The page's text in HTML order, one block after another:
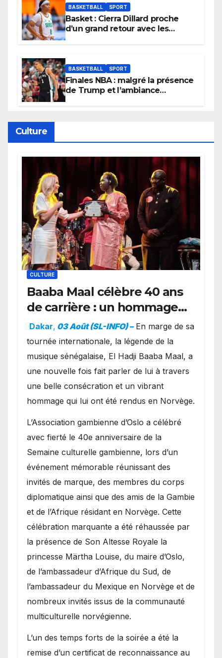
BASKETBALL SPORT
Basket : Cierra Dillard proche
d’un grand retour avec les
BASKETBALL SPORT
Finales NBA : malgré la présence
de Trump et l’ambiance
Culture
CULTURE
Baaba Maal célèbre 40 ans
de carrière : un hommage
exceptionnel à Oslo en
présence de la famille
royale.
Dakar, 03 Août (SL-INFO) – ​En marge de sa
tournée internationale, la légende de la
musique sénégalaise, El Hadji Baaba Maal, a
une nouvelle fois fait parler de lui à travers
une belle consécration et un vibrant
hommage qui lui ont été rendus en Norvège.
​L’Association gambienne d’Oslo a célébré
avec fierté le 40e anniversaire de la
Semaine culturelle gambienne, lors d’un
événement mémorable réunissant des
invités de marque, des membres du corps
diplomatique ainsi que des amis de la Gambie
et de l’Afrique résidant en Norvège. Cette
célébration marquante a été réhaussée par
la présence de Son Altesse Royale la
princesse Märtha Louise, du maire d’Oslo,
de l’ambassadeur d’Afrique du Sud, de
l’ambassadeur du Mexique en Norvège et de
nombreux invités issus de la communauté
multiculturelle norvégienne.
​L’un des temps forts de la soirée a été la
remise d’un certificat de reconnaissance au